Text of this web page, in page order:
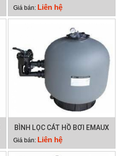
SP500
Giá bán: Liên hệ
BÌNH LỌC CÁT HỒ BƠI EMAUX
SP650
Giá bán: Liên hệ